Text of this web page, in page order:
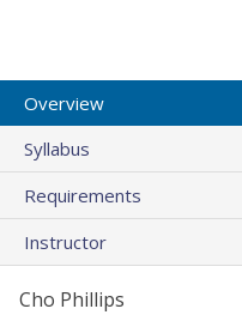
Overview
Syllabus
Requirements
Instructor
Cho Phillips